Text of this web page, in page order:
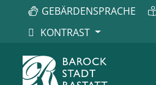
GEBÄRDENSPRACHE
KONTRAST